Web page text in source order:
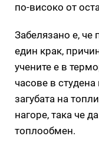
по-високо от
Забелязано е, че
един крак,
учените е в
часове в
загубата на
нагоре, така че
топлообмен.